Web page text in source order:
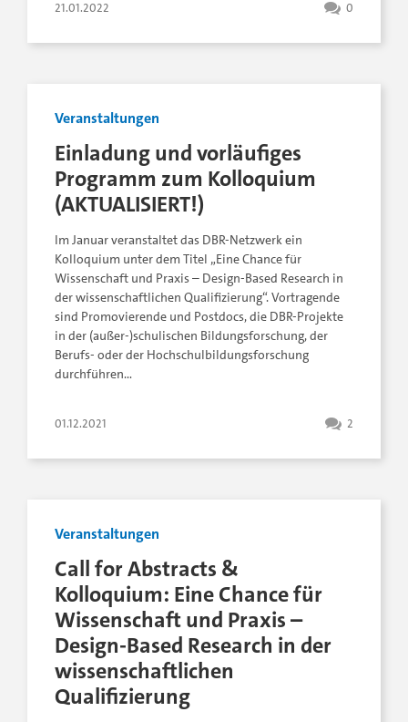
21.01.2022 0
Veranstaltungen
Einladung und vorläufiges
Programm zum Kolloquium
(AKTUALISIERT!)
Im Januar veranstaltet das DBR-Netzwerk ein
Kolloquium unter dem Titel „Eine Chance für
Wissenschaft und Praxis – Design-Based Research in
der wissenschaftlichen Qualifizierung“. Vortragende
sind Promovierende und Postdocs, die DBR-Projekte
in der (außer-)schulischen Bildungsforschung, der
Berufs- oder der Hochschulbildungsforschung
durchführen…
01.12.2021 2
Veranstaltungen
Call for Abstracts &
Kolloquium: Eine Chance für
Wissenschaft und Praxis –
Design-Based Research in der
wissenschaftlichen
Qualifizierung